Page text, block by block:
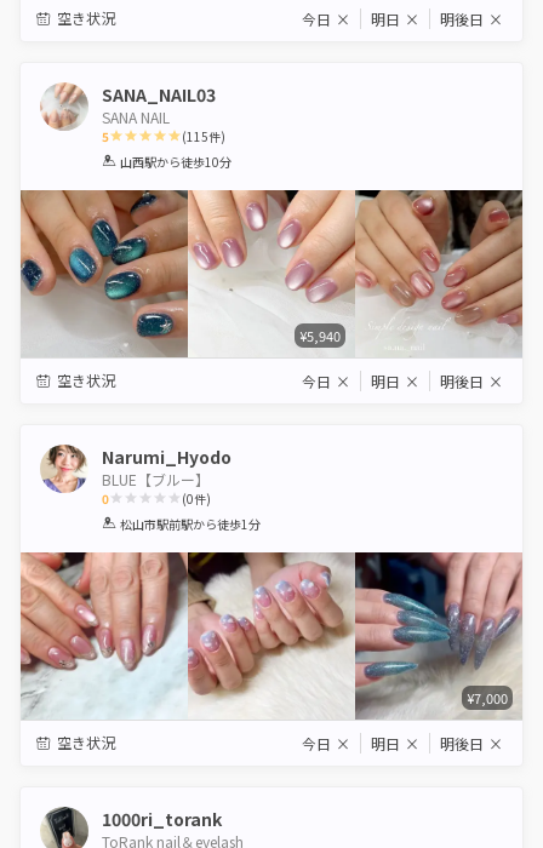
空き状況 今日 × 明日 × 明後日 ×
SANA_NAIL03
SANA NAIL
5
1 2 3 4 5
(115件)
山西駅から徒歩10分
¥5,940
空き状況 今日 × 明日 × 明後日 ×
Narumi_Hyodo
BLUE【ブルー】
0
1 2 3 4 5
(0件)
松山市駅前駅から徒歩1分
¥7,000
空き状況 今日 × 明日 × 明後日 ×
1000ri_torank
ToRank nail＆eyelash